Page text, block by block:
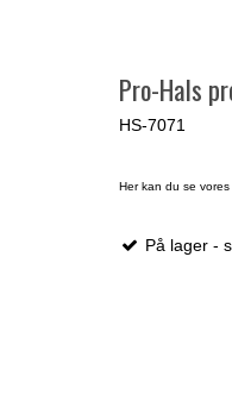
Pro-Hals
HS-7071
Her kan du se
På lager -